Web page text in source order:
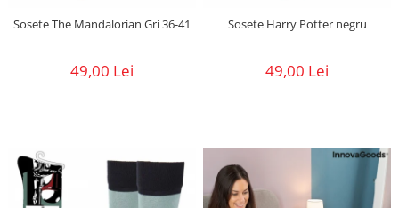
Sosete The Mandalorian Gri 36-41
49,00 Lei
Sosete Harry Potter negru
49,00 Lei